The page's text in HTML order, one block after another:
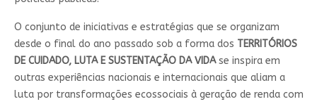
O conjunto de iniciativas e estratégias que se organizam
desde o final do ano passado sob a forma dos TERRITÓRIOS
DE CUIDADO, LUTA E SUSTENTAÇÃO DA VIDAse inspira em
outras experiências nacionais e internacionais que aliam a
luta por transformações ecossociais à geração de renda com